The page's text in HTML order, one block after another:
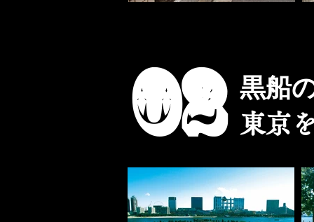
02 黒船
東京